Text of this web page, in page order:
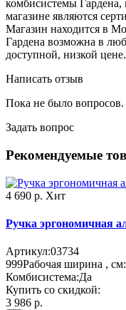
комбисистемы
магазине являются
Магазин находится в
Гардена возможна в
доступной, низкой цене.
Написать отзыв
Пока не было вопросов.
Задать вопрос
Рекомендуемые
4 690 р. Хит
Ручка эргономичная
Артикул:03734
999Рабочая ширина , см:
Комбисистема:Да
Купить со скидкой:
3 986 р.